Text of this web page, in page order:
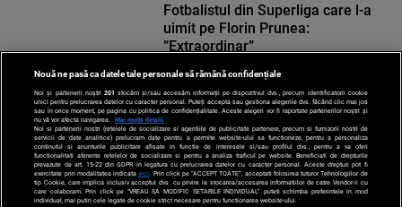
SPORT
Fotbalistul din Superliga care l-a
uimit pe Florin Prunea:
”Extraordinar”
Nouă ne pasă ca datele tale personale să rămână confidențiale
Noi și partenerii noștri 201 stocăm și/sau accesăm informații pe dispozitivul dvs., precum identificatorii cookie
unici pentru prelucrarea datelor cu caracter personal. Puteți accepta sau gestiona alegerile dvs. făcând clic mai jos
sau în orice moment, pe pagina cu politica de confidențialitate. Aceste alegeri vor fi raportate partenerilor noștri și
nu vă vor afecta navigarea.
Mai multe detalii
Noi si partenerii nostri (retelele de socializare si agentiile de publicitate partenere, precum si furnizorii nostri de
servicii de date analitice) prelucram date pentru a permite website-ului sa functioneze, pentru a personaliza
continutul si anunturile publicitare afisate in functie de interesele si/sau profilul dvs., pentru a va oferi
functionalitati aferente retelelor de socializare si pentru a analiza traficul pe website. Beneficiati de drepturile
prevazute de art. 15-22 din GDPR in legatura cu prelucrarea datelor cu caracter personal. Aceste drepturi pot fi
exercitate prin modalitatea indicataaici . Prin click pe “ACCEPT TOATE”, acceptati folosirea tuturor Tehnologiilor de
tip Cookie, care implica inclusiv acceptul dvs. cu privire la stocarea/accesarea informatiilor de catre Vendor-ii cu
care colaboram. Prin click pe “VREAU SA MODIFIC SETARILE INDIVIDUAL” puteti schimba preferintele in mod
individual, mai putin cele legate de cookie strict necesare pentru functionarea website-ului.